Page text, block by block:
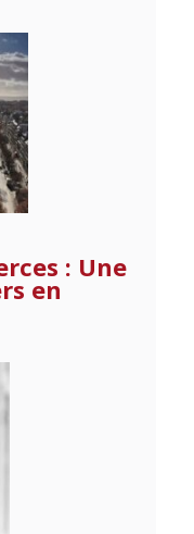
: Une
en